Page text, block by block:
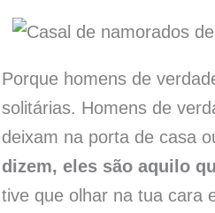
Porque homens de
solitárias. Homens de
deixam na porta de casa
dizem, eles são aquilo
tive que olhar na tua cara